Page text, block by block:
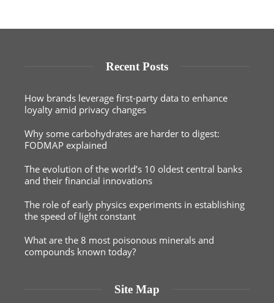
Recent Posts
How brands leverage first-party data to enhance
loyalty amid privacy changes
Why some carbohydrates are harder to digest:
FODMAP explained
The evolution of the world’s 10 oldest central banks
and their financial innovations
The role of early physics experiments in establishing
the speed of light constant
What are the 8 most poisonous minerals and
compounds known today?
Site Map